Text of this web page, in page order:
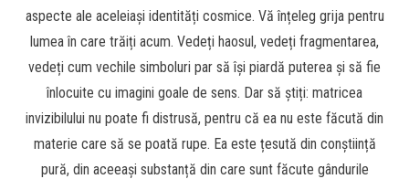
aspecte ale aceleiași identități cosmice. Vă înțeleg grija pentru
lumea în care trăiți acum. Vedeți haosul, vedeți fragmentarea,
vedeți cum vechile simboluri par să își piardă puterea și să fie
înlocuite cu imagini goale de sens. Dar să știți: matricea
invizibilului nu poate fi distrusă, pentru că ea nu este făcută din
materie care să se poată rupe. Ea este țesută din conștiință
pură, din aceeași substanță din care sunt făcute gândurile